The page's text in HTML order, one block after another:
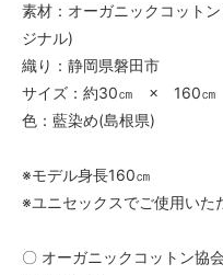
素材：オーガニックコット
ジナル)
織り：静岡県磐田市
サイズ：約30㎝ × 160㎝
色：藍染め(島根県)
※モデル身長160㎝
※ユニセックスでご使用いた
〇 オーガニックコットン協